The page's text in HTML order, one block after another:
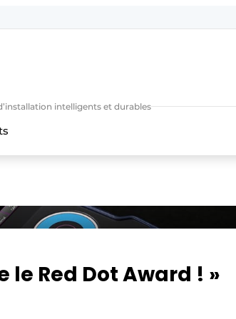
intelligents et durables
le Red Dot Award ! »